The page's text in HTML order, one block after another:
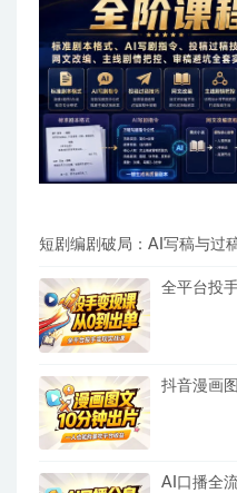
短剧编剧破局：AI写稿与过
全平台投
抖音漫画
AI口播全